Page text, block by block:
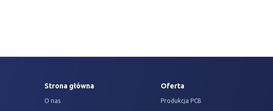
Strona główna
O nas
Oferta
Produkcja PCB